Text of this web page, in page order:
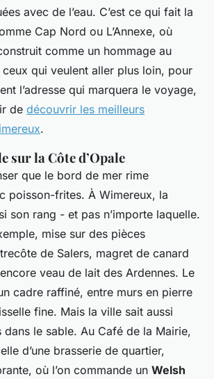
avec de l’eau. C’est ce qui fait la
Cap Nord ou L’Annexe, où
comme un hommage au
qui veulent aller plus loin, pour
l’adresse qui marquera le voyage,
de découvrir les meilleurs
.
sur la Côte d’Opale
que le bord de mer rime
poisson-frites. À Wimereux, la
son rang - et pas n’importe laquelle.
mise sur des pièces
de Salers, magret de canard
veau de lait des Ardennes. Le
cadre raffiné, entre murs en pierre
fine. Mais la ville sait aussi
le sable. Au Café de la Mairie,
d’une brasserie de quartier,
où l’on commande un Welsh